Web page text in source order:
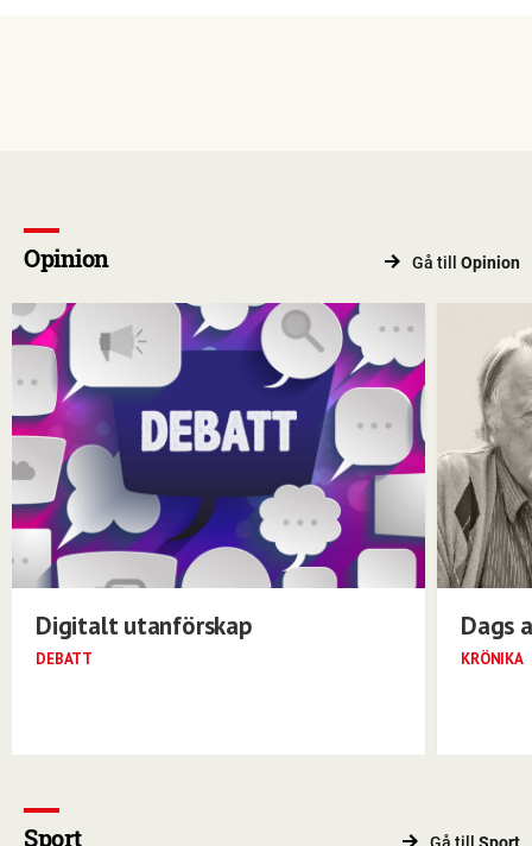
Opinion Gå till Opinion
Digitalt utanförskap
DEBATT
Dags
KRÖNIKA
Sport